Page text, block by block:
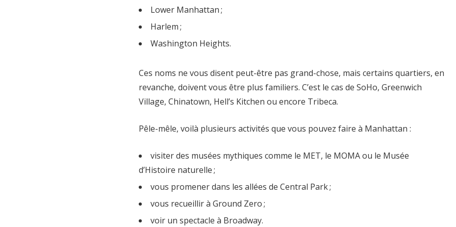
Lower Manhattan ;
Harlem ;
Washington Heights.
Ces noms ne vous disent peut-être pas grand-chose, mais certains quartiers, en
revanche, doivent vous être plus familiers. C’est le cas de SoHo, Greenwich
Village, Chinatown, Hell’s Kitchen ou encore Tribeca.
Pêle-mêle, voilà plusieurs activités que vous pouvez faire à Manhattan :
visiter des musées mythiques comme le MET, le MOMA ou le Musée
d’Histoire naturelle ;
vous promener dans les allées de Central Park ;
vous recueillir à Ground Zero ;
voir un spectacle à Broadway.